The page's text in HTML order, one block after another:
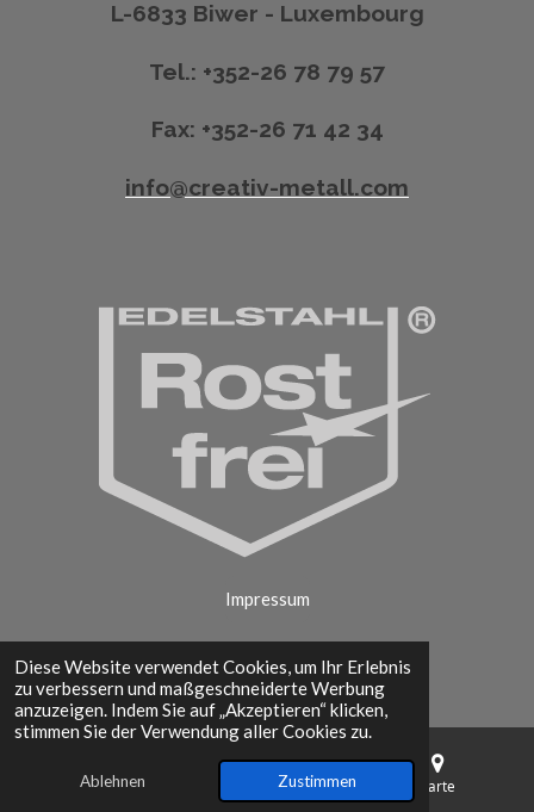
Diese Website verwendet Cookies, um Ihr Erlebnis
zu verbessern und maßgeschneiderte Werbung
anzuzeigen. Indem Sie auf „Akzeptieren“ klicken,
stimmen Sie der Verwendung aller Cookies zu.
Ablehnen Zustimmen
L-6833 Biwer - Luxembourg
Tel.: +352-26 78 79 57
Fax: +352-26 71 42 34
info@creativ-metall.com
Impressum
Datenschutzerklärung
© 2025 creativ-metall.com I Alle Rechte vorbehalten
E-Mail Telefon Karte